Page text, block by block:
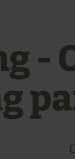
-